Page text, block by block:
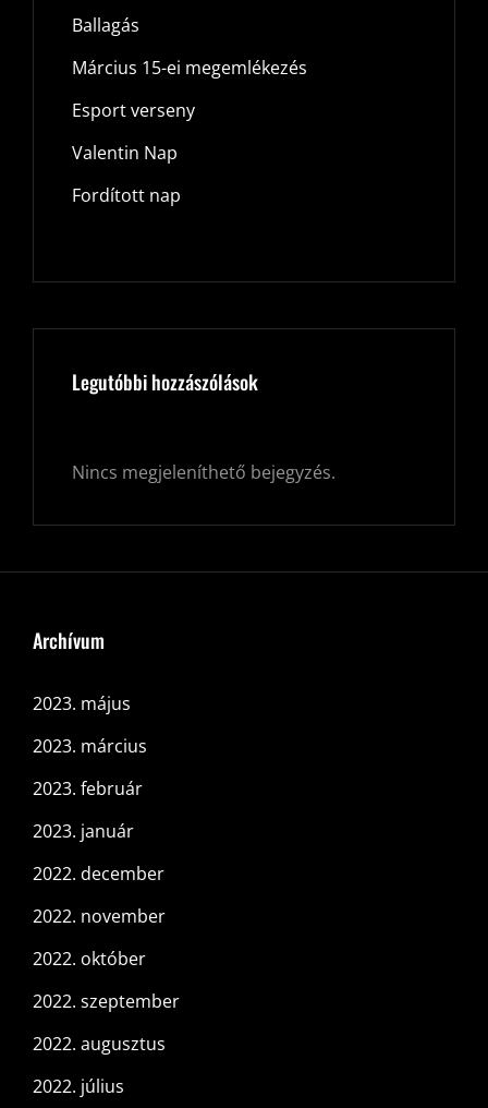
Ballagás
Március 15-ei megemlékezés
Esport verseny
Valentin Nap
Fordított nap
Legutóbbi hozzászólások
Nincs megjeleníthető bejegyzés.
Archívum
2023. május
2023. március
2023. február
2023. január
2022. december
2022. november
2022. október
2022. szeptember
2022. augusztus
2022. július